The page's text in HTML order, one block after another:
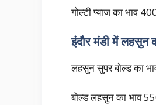
गोल्टी प्याज का भाव
इंदौर मंडी में लहसुन
लहसुन सुपर बोल्ड का
बोल्ड लहसुन का भाव